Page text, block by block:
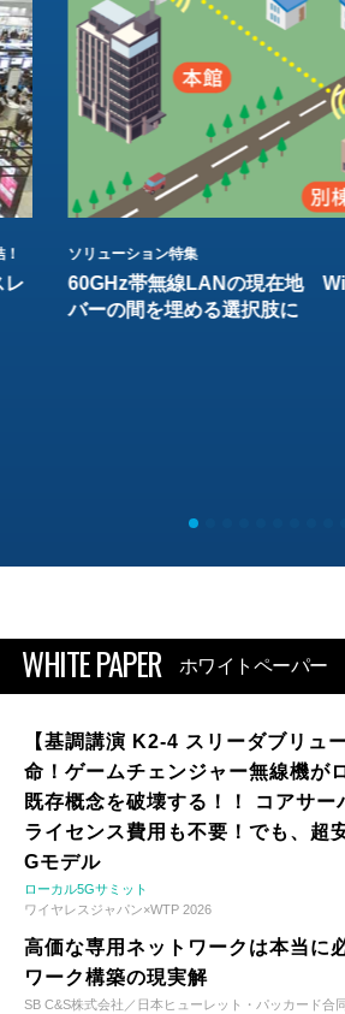
レ
ソリューション特集
60GHz帯無線LANの現在地
バーの間を埋める選択肢に
WHITE PAPER ホワイトペーパー
【基調講演 K2-4 スリーダブリュ
命！ゲームチェンジャー無線機が
既存概念を破壊する！！ コアサー
ライセンス費用も不要！でも、超
Gモデル
ローカル5Gサミット
ワイヤレスジャパン×WTP 2026
高価な専用ネットワークは本当に
ワーク構築の現実解
SB C&S株式会社／日本ヒューレット・パッカード合